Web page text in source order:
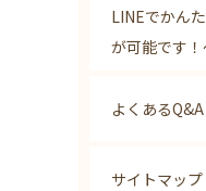
LINEでかん
が可能です
よくあるQ&A
サイトマップ